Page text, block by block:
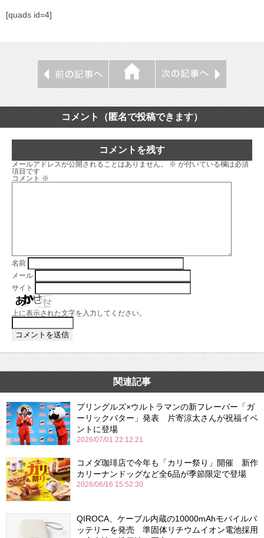
[quads id=4]
コメント（匿名で投稿できます）
コメントを残す
メールアドレスが公開されることはありません。 ※ が付いている欄は必須
項目です
コメント ※
名前
メール
サイト
上に表示された文字を入力してください。
関連記事
プリングルズ×ウルトラマンの新フレーバー「ガ
ーリックバター」発表 片寄涼太さんが祝福イベ
ントに登場
2026/07/01 22:12:21
コメダ珈琲店で今年も「カリー祭り」開催 新作
カリーナンドッグなど全6品が季節限定で登場
2026/06/16 15:52:30
QIROCA、ケーブル内蔵の10000mAhモバイルバ
ッテリーを発売 準固体リチウムイオン電池採用